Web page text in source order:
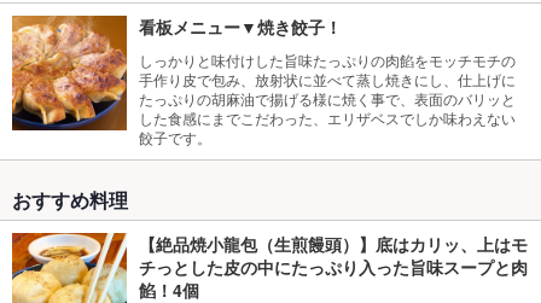
看板メニュー▼焼き餃子！
しっかりと味付けした旨味たっぷりの肉餡をモッチモチの
手作り皮で包み、放射状に並べて蒸し焼きにし、仕上げに
たっぷりの胡麻油で揚げる様に焼く事で、表面のバリッと
した食感にまでこだわった、エリザベスでしか味わえない
餃子です。
おすすめ料理
【絶品焼小龍包（生煎饅頭）】底はカリッ、上はモ
チっとした皮の中にたっぷり入った旨味スープと肉
餡！4個